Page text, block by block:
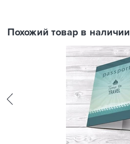
Похожий товар в наличии